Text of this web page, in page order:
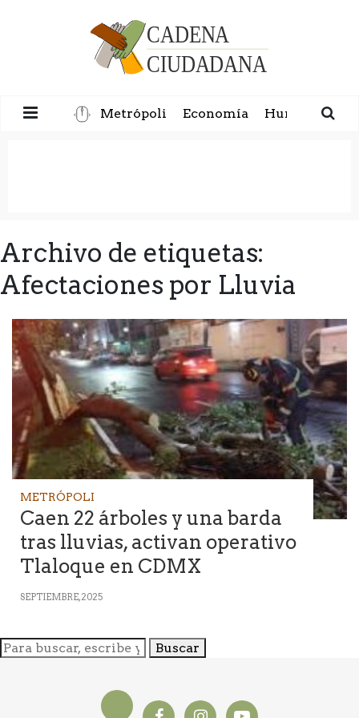
Metrópoli Economía Humanidad
Archivo de etiquetas:
Afectaciones por Lluvia
METRÓPOLI
Caen 22 árboles y una barda
tras lluvias, activan operativo
Tlaloque en CDMX
SEPTIEMBRE, 2025
Buscar